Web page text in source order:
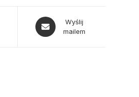
Opens
in
Wyślij
mailem